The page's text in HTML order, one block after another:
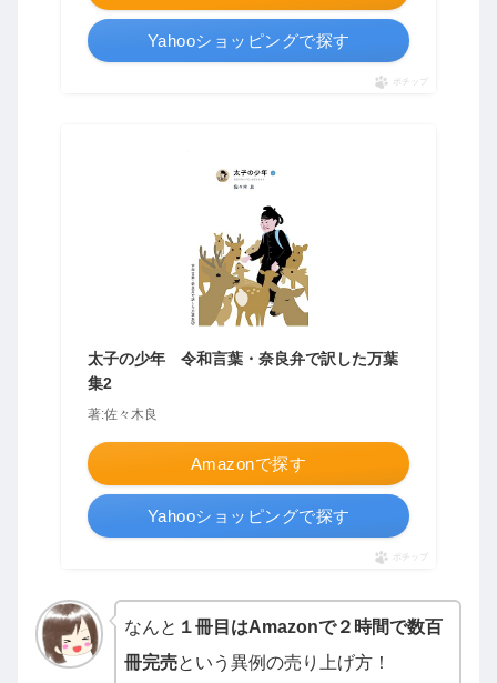
Yahooショッピングで探す
ポチップ
太子の少年 令和言葉・奈良弁で訳した万葉
集2
著:佐々木良
Amazonで探す
Yahooショッピングで探す
ポチップ
なんと １冊目はAmazonで２時間で数百
冊完売という異例の売り上げ方！